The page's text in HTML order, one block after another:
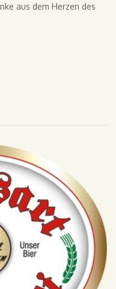
aus dem Herzen des